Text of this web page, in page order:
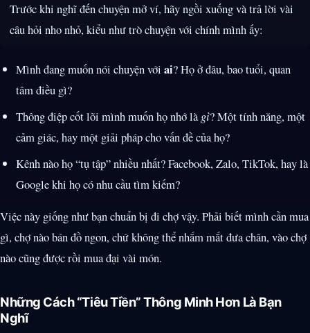
Trước khi nghĩ đến chuyện mở ví, hãy ngồi xuống và trả lời vài
câu hỏi nho nhỏ, kiểu như trò chuyện với chính mình ấy:
Mình đang muốn nói chuyện vớiai? Họ ở đâu, bao tuổi, quan
tâm điều gì?
Thông điệp cốt lõi mình muốn họ nhớ làgì? Một tính năng, một
cảm giác, hay một giải pháp cho vấn đề của họ?
Kênh nào họ “tụ tập” nhiều nhất? Facebook, Zalo, TikTok, hay là
Google khi họ có nhu cầu tìm kiếm?
Việc này giống như bạn chuẩn bị đi chợ vậy. Phải biết mình cần mua
gì, chợ nào bán đồ ngon, chứ không thể nhắm mắt đưa chân, vào chợ
nào cũng được rồi mua đại vài món.
Những Cách “Tiêu Tiền” Thông Minh Hơn Là Bạn
Nghĩ